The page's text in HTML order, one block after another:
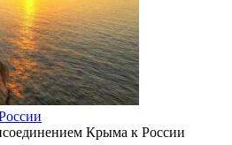
Крыма к России